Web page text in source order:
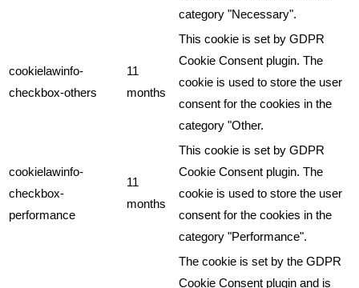
category "Necessary".
cookielawinfo-
checkbox-others
11
months
This cookie is set by GDPR
Cookie Consent plugin. The
cookie is used to store the user
consent for the cookies in the
category "Other.
cookielawinfo-
checkbox-
performance
11
months
This cookie is set by GDPR
Cookie Consent plugin. The
cookie is used to store the user
consent for the cookies in the
category "Performance".
The cookie is set by the GDPR
Cookie Consent plugin and is